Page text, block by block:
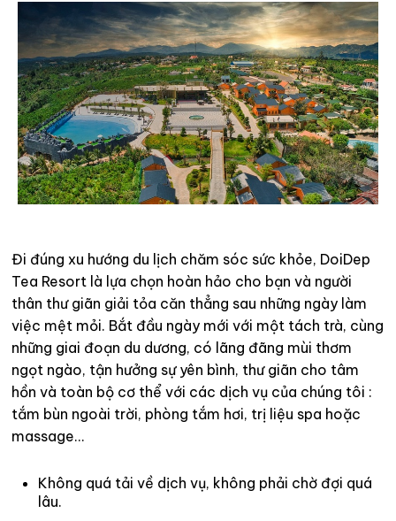
Đi đúng xu hướng du lịch chăm sóc sức khỏe, DoiDep
Tea Resort là lựa chọn hoàn hảo cho bạn và người
thân thư giãn giải tỏa căn thẳng sau những ngày làm
việc mệt mỏi. Bắt đầu ngày mới với một tách trà, cùng
những giai đoạn du dương, có lãng đãng mùi thơm
ngọt ngào, tận hưởng sự yên bình, thư giãn cho tâm
hồn và toàn bộ cơ thể với các dịch vụ của chúng tôi :
tắm bùn ngoài trời, phòng tắm hơi, trị liệu spa hoặc
massage…
Không quá tải về dịch vụ, không phải chờ đợi quá
lâu.